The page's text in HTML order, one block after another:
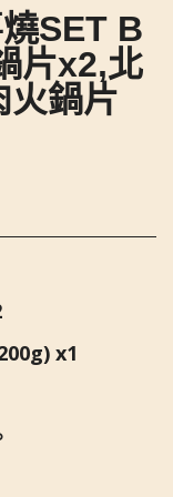
SET B
片x2,北
火鍋片
x1